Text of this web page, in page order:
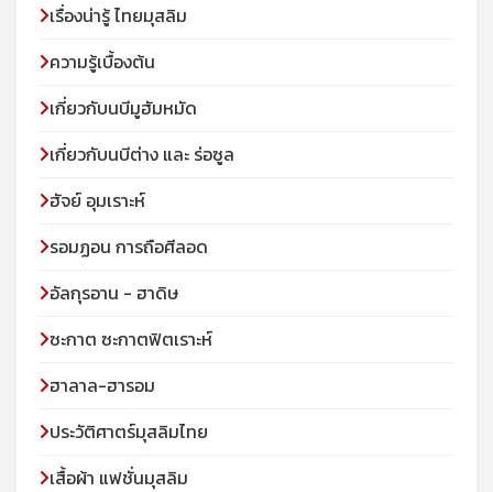
เรื่องน่ารู้ ไทยมุสลิม
ความรู้เบื้องต้น
เกี่ยวกับนบีมูฮัมหมัด
เกี่ยวกับนบีต่าง และ ร่อซูล
ฮัจย์ อุมเราะห์
รอมฏอน การถือศีลอด
อัลกุรอาน - ฮาดิษ
ซะกาต ซะกาตฟิตเราะห์
ฮาลาล-ฮารอม
ประวัติศาตร์มุสลิมไทย
เสื้อผ้า แฟชั่นมุสลิม